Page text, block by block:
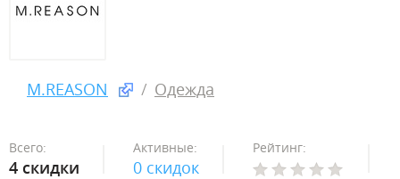
M.REASON Одежда
Всего:
4 скидки
Активные:
0 скидок
Рейтинг: